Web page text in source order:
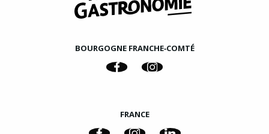
BOURGOGNE FRANCHE‑COMTÉ
FRANCE